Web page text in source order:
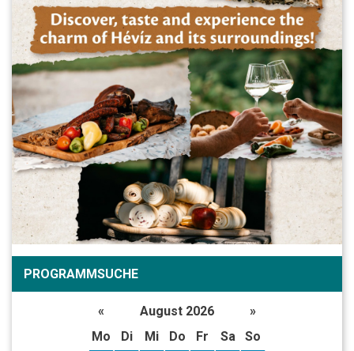
PROGRAMMSUCHE
« August 2026
»
Mo
Di Mi Do Fr Sa
So